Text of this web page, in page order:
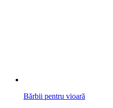
Bărbii pentru vioară